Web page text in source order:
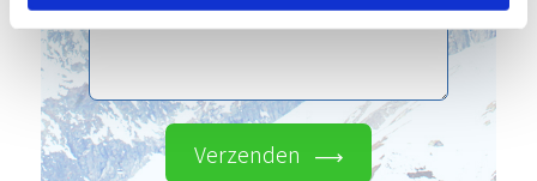
Verzenden